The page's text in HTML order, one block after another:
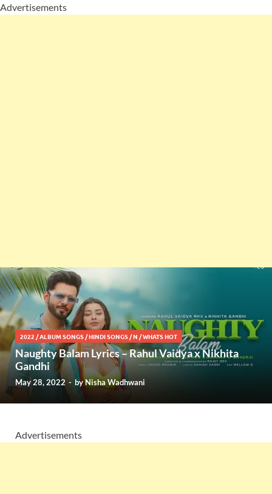
Advertisements
2022 /ALBUM SONGS /HINDI SONGS /N /WHATS HOT
Naughty Balam Lyrics – Rahul Vaidya x Nikhita
Gandhi
May 28, 2022 - byNisha Wadhwani
Advertisements